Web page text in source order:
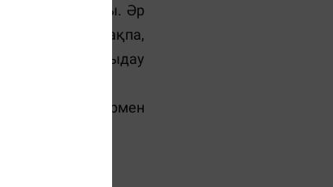
шығарады. Әр
қызақпа,
Мұндайға шыдау
Тек солармен